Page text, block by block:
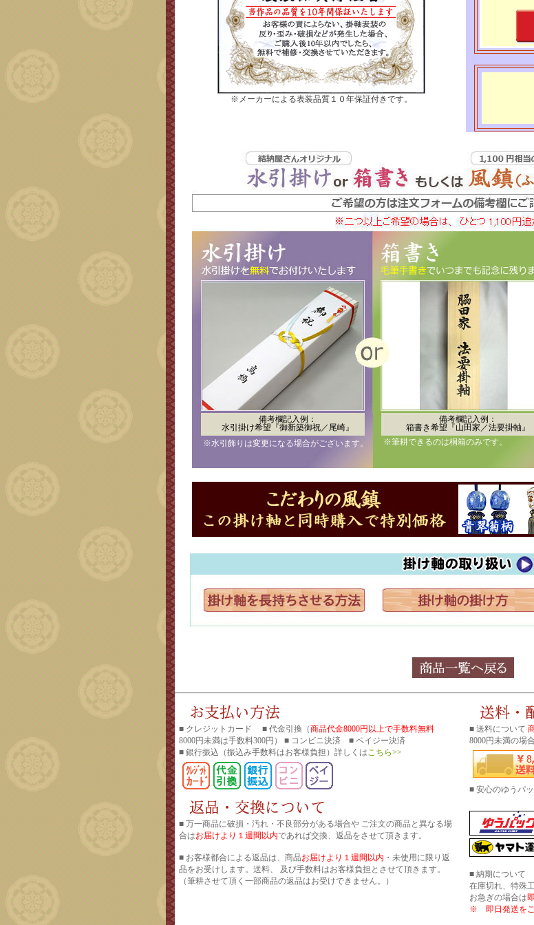
※メーカーによる表装品質１０年保証付きです。
備考欄記入例：
水引掛け希望『御新築御祝／尾崎』
備考欄記入例：
箱書き希望『山田家／法要掛軸』
※水引飾りは変更になる場合がございます。
※筆耕できるのは桐箱のみです。
■ クレジットカード ■ 代金引換（商品代金8000円以上で手数料無料
8000円未満は手数料300円） ■ コンビニ決済 ■ ペイジー決済
■ 銀行振込 （振込み手数料はお客様負担）詳しくはこちら>>
■ 万一商品に破損・汚れ・不良部分がある場合や ご注文の商品と異なる場
合はお届けより１週間以内であれば交換、返品をさせて頂きます。
■ お客様都合による返品は、商品お届けより１週間以内 ・未使用に限り返
品をお受けします。送料、 及び手数料はお客様負担とさせて頂きます。
（筆耕させて頂く一部商品の返品はお受けできません。）
■ 送料について
8000円未満の場
■ 安心のゆうパ
【時
■ 納期について
在庫切れ、特殊
お急ぎの場合は
※ 即日発送をご